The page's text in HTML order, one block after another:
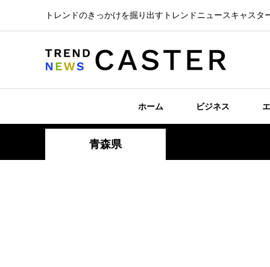
トレンドのきっかけを掘り出すトレンドニュースキャスタ
ホーム ビジネス
青森県